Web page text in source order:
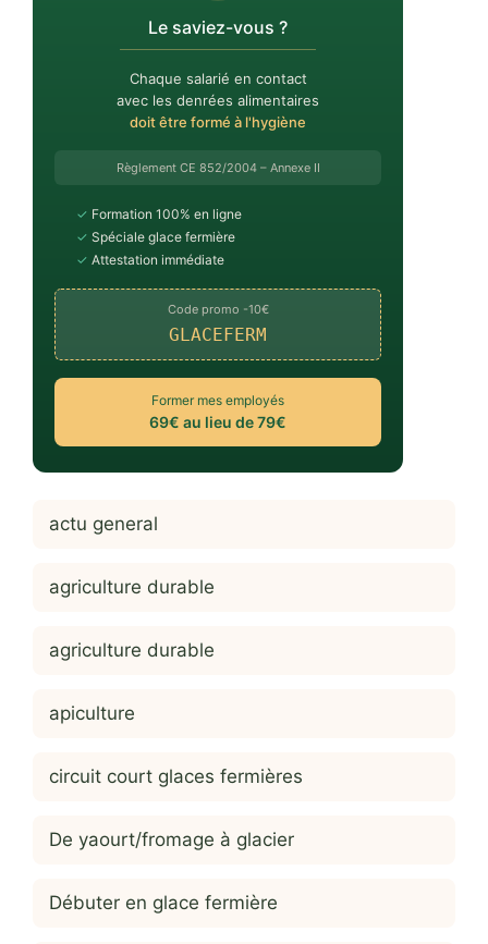
Le saviez-vous ?
Chaque salarié en contact
avec les denrées alimentaires
doit être formé à l'hygiène
Règlement CE 852/2004 – Annexe II
✓ Formation 100% en ligne
✓ Spéciale glace fermière
✓ Attestation immédiate
Code promo -10€
GLACEFERM
Former mes employés
69€ au lieu de 79€
actu general
agriculture durable
agriculture durable
apiculture
circuit court glaces fermières
De yaourt/fromage à glacier
Débuter en glace fermière